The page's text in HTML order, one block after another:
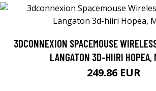
3DCONNEXION SPACEMOUSE
LANGATON 3D-HIIRI HOPEA,
249.86 EUR